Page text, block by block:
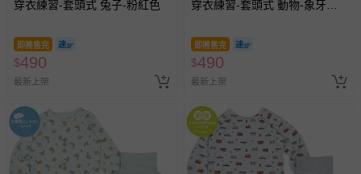
穿衣練習-套頭式 兔子-粉紅色
即將售完
$490
最新上架
穿衣練習-套頭式 動物-象牙白
即將售完
$490
最新上架